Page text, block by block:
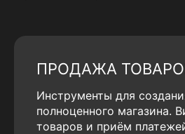
ПРОДАЖА
Инструменты для
полноценного магазина.
товаров и приём